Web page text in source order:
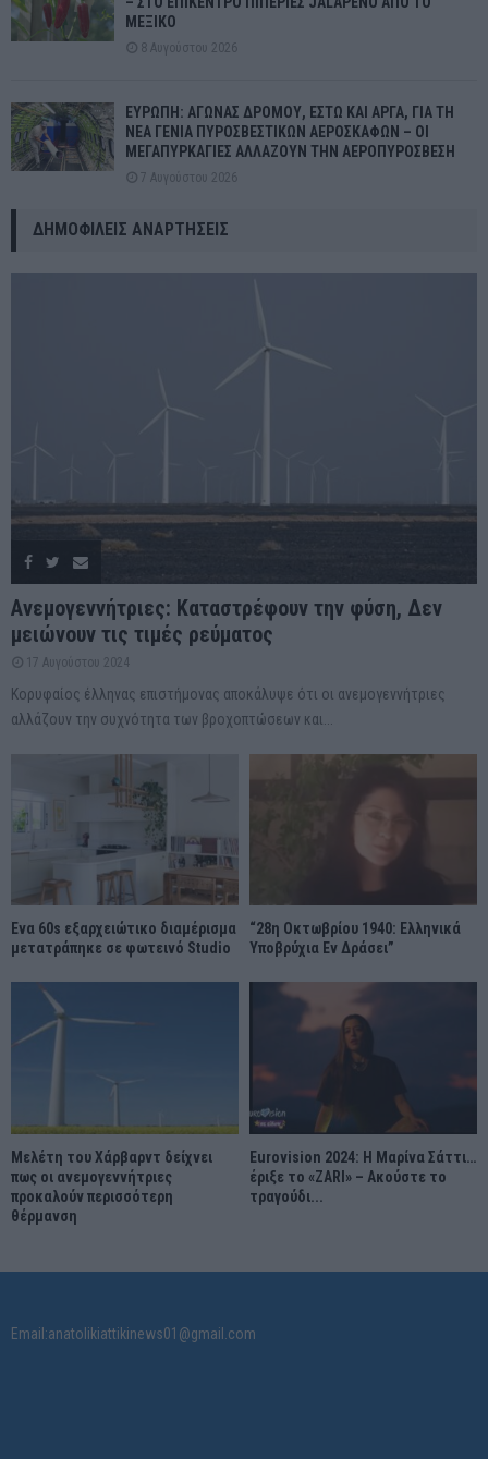
ΜΕΞΙΚΟ
8 Αυγούστου 2026
ΕΥΡΩΠΗ: ΑΓΩΝΑΣ ΔΡΟΜΟΥ, ΕΣΤΩ ΚΑΙ ΑΡΓΑ, ΓΙΑ ΤΗ
ΝΕΑ ΓΕΝΙΑ ΠΥΡΟΣΒΕΣΤΙΚΩΝ ΑΕΡΟΣΚΑΦΩΝ – ΟΙ
ΜΕΓΑΠΥΡΚΑΓΙΕΣ ΑΛΛΑΖΟΥΝ ΤΗΝ ΑΕΡΟΠΥΡΟΣΒΕΣΗ
7 Αυγούστου 2026
ΔΗΜΟΦΙΛΕΊΣ ΑΝΑΡΤΉΣΕΙΣ
Ανεμογεννήτριες: Καταστρέφουν την φύση, Δεν
μειώνουν τις τιμές ρεύματος
17 Αυγούστου 2024
Κορυφαίος έλληνας επιστήμονας αποκάλυψε ότι οι ανεμογεννήτριες
αλλάζουν την συχνότητα των βροχοπτώσεων και...
Ένα 60s εξαρχειώτικο διαμέρισμα
μετατράπηκε σε φωτεινό Studio
“28η Οκτωβρίου 1940: Ελληνικά
Υποβρύχια Εν Δράσει”
Μελέτη του Χάρβαρντ δείχνει
πως οι ανεμογεννήτριες
προκαλούν περισσότερη
θέρμανση
Eurovision 2024: Η Μαρίνα Σάττι…
έριξε το «ZARI» – Ακούστε το
τραγούδι...
Email:anatolikiattikinews01@gmail.com